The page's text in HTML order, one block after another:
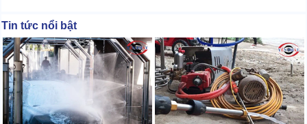
Tin tức nổi bật